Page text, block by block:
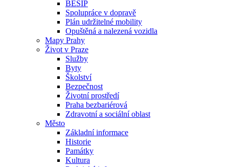
BESIP
Spolupráce v dopravě
Plán udržitelné mobility
Opuštěná a nalezená vozidla
Mapy Prahy
Život v Praze
Služby
Byty
Školství
Bezpečnost
Životní prostředí
Praha bezbariérová
Zdravotní a sociální oblast
Město
Základní informace
Historie
Památky
Kultura